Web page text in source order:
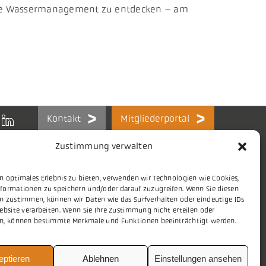
Zustimmung verwalten
optimales Erlebnis zu bieten, verwenden wir Technologien wie Cookies,
zu speichern und/oder darauf zuzugreifen. Wenn Sie diesen
zustimmen, können wir Daten wie das Surfverhalten oder eindeutige IDs
verarbeiten. Wenn Sie Ihre Zustimmung nicht erteilen oder
können bestimmte Merkmale und Funktionen beeinträchtigt werden.
Ablehnen Einstellungen ansehen
Wassermanagement zu entdecken – am
Kontakt Mitgliederportal
Themen
Presse
Stellenmarkt
Aktuelles